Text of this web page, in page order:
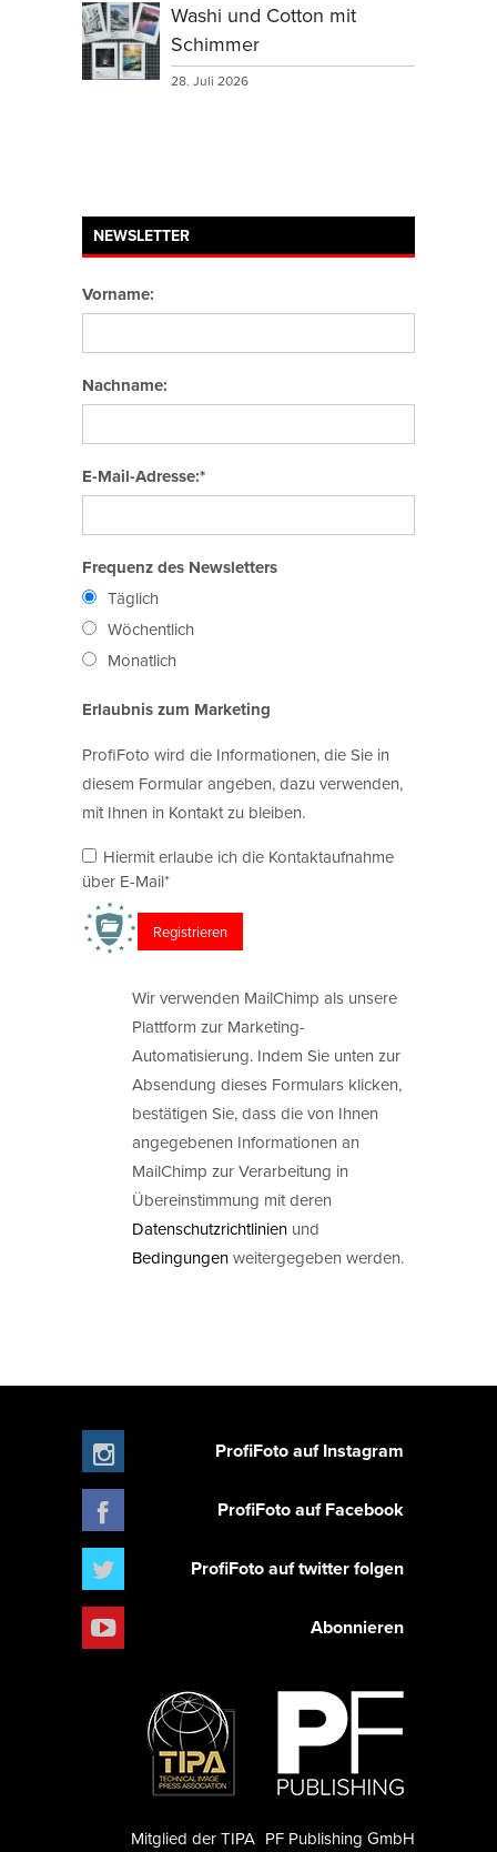
Washi und Cotton mit
Schimmer
28. Juli 2026
NEWSLETTER
Vorname:
Nachname:
E-Mail-Adresse:*
Frequenz des Newsletters
Täglich
Wöchentlich
Monatlich
Erlaubnis zum Marketing
ProfiFoto wird die Informationen, die Sie in
diesem Formular angeben, dazu verwenden,
mit Ihnen in Kontakt zu bleiben.
Hiermit erlaube ich die Kontaktaufnahme
über E-Mail*
Wir verwenden MailChimp als unsere
Plattform zur Marketing-
Automatisierung. Indem Sie unten zur
Absendung dieses Formulars klicken,
bestätigen Sie, dass die von Ihnen
angegebenen Informationen an
MailChimp zur Verarbeitung in
Übereinstimmung mit deren
Datenschutzrichtlinien und
Bedingungenweitergegeben werden.
ProfiFoto auf Instagram
ProfiFoto auf Facebook
ProfiFoto auf twitter folgen
Abonnieren
PF Publishing GmbH
Mitglied der TIPA